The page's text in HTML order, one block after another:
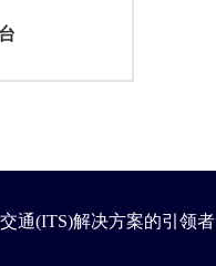
通(ITS)解决方案的引领者